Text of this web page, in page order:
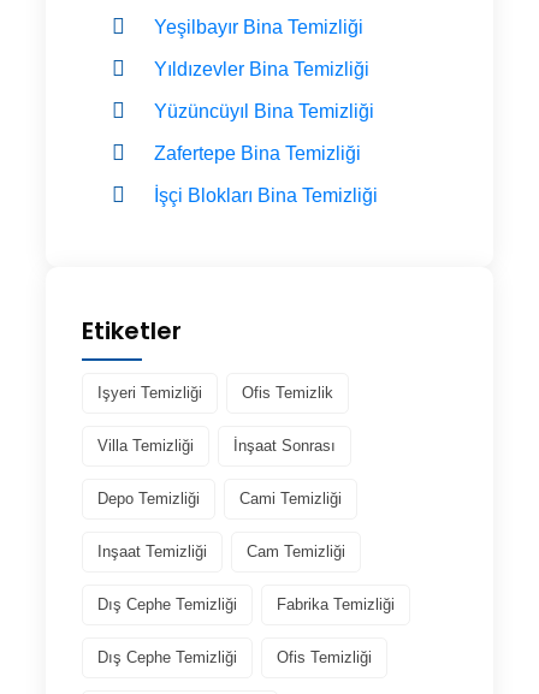
Yeşilbayır Bina Temizliği
Yıldızevler Bina Temizliği
Yüzüncüyıl Bina Temizliği
Zafertepe Bina Temizliği
İşçi Blokları Bina Temizliği
Etiketler
Işyeri Temizliği Ofis Temizlik
Villa Temizliği İnşaat Sonrası
Depo Temizliği Cami Temizliği
Inşaat Temizliği Cam Temizliği
Dış Cephe Temizliği Fabrika Temizliği
Dış Cephe Temizliği Ofis Temizliği